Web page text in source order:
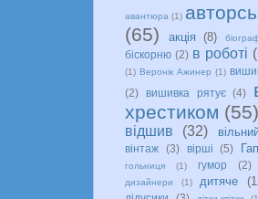
авантюра (1)
(65)
акція (8)
біскорню (2) в роботі
(1) Веронік Ажинер (1)
(2)
вишивка рятує (4)
хрестиком (55)
відшив (32)
вінтаж (3) вірші (5)
гольниця (1) гумор (2)
дизайнери (1) дитяче